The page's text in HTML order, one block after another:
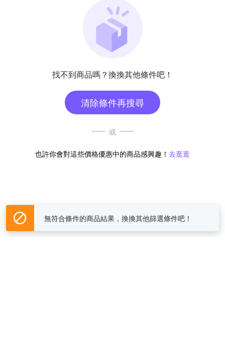
找不到商品嗎？換換其他條件吧！
清除條件再搜尋
或
也許你會對這些價格優惠中的商品感興趣！ 去逛逛
無符合條件的商品結果，換換其他篩選條件吧！